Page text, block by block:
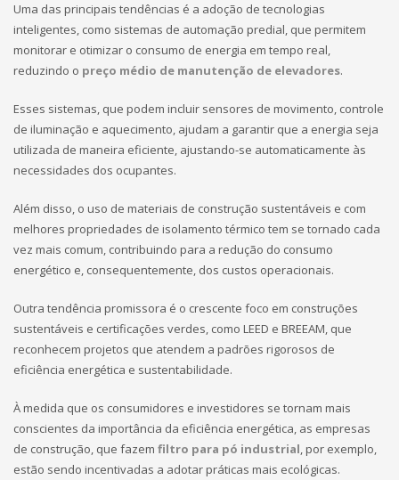
Uma das principais tendências é a adoção de tecnologias
inteligentes, como sistemas de automação predial, que permitem
monitorar e otimizar o consumo de energia em tempo real,
reduzindo o preço médio de manutenção de elevadores.
Esses sistemas, que podem incluir sensores de movimento, controle
de iluminação e aquecimento, ajudam a garantir que a energia seja
utilizada de maneira eficiente, ajustando-se automaticamente às
necessidades dos ocupantes.
Além disso, o uso de materiais de construção sustentáveis e com
melhores propriedades de isolamento térmico tem se tornado cada
vez mais comum, contribuindo para a redução do consumo
energético e, consequentemente, dos custos operacionais.
Outra tendência promissora é o crescente foco em construções
sustentáveis e certificações verdes, como LEED e BREEAM, que
reconhecem projetos que atendem a padrões rigorosos de
eficiência energética e sustentabilidade.
À medida que os consumidores e investidores se tornam mais
conscientes da importância da eficiência energética, as empresas
de construção, que fazem filtro para pó industrial, por exemplo,
estão sendo incentivadas a adotar práticas mais ecológicas.